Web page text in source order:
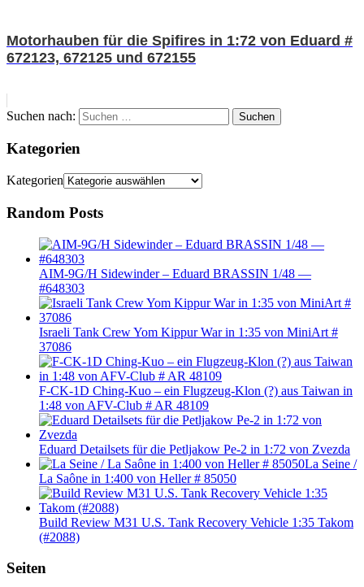
Motorhauben für die Spifires in 1:72 von Eduard #
672123, 672125 und 672155
Suchen nach: Suchen
Kategorien
Kategorien
Random Posts
AIM-9G/H Sidewinder – Eduard BRASSIN 1/48 —
#648303
Israeli Tank Crew Yom Kippur War in 1:35 von MiniArt #
37086
F-CK-1D Ching-Kuo – ein Flugzeug-Klon (?) aus Taiwan in
1:48 von AFV-Club # AR 48109
Eduard Detailsets für die Petljakow Pe-2 in 1:72 von Zvezda
La Seine /
La Saône in 1:400 von Heller # 85050
Build Review M31 U.S. Tank Recovery Vehicle 1:35 Takom
(#2088)
Seiten